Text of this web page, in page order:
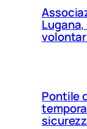
Pontile